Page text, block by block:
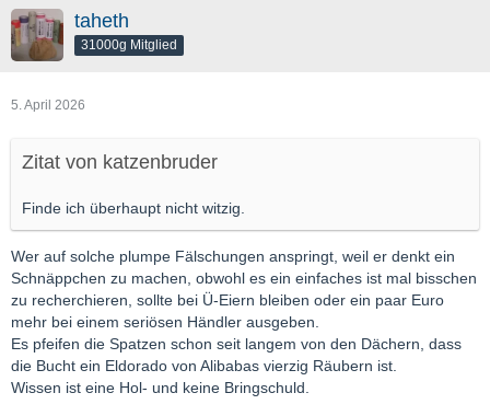
taheth
31000g Mitglied
5. April 2026
Zitat von katzenbruder
Finde ich überhaupt nicht witzig.
Wer auf solche plumpe Fälschungen anspringt, weil er denkt ein
Schnäppchen zu machen, obwohl es ein einfaches ist mal bisschen
zu recherchieren, sollte bei Ü-Eiern bleiben oder ein paar Euro
mehr bei einem seriösen Händler ausgeben.
Es pfeifen die Spatzen schon seit langem von den Dächern, dass
die Bucht ein Eldorado von Alibabas vierzig Räubern ist.
Wissen ist eine Hol- und keine Bringschuld.